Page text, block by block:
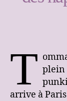
T
arrive à